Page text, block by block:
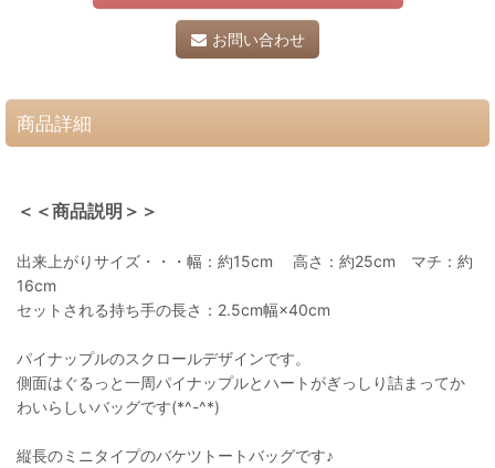
お問い合わせ
商品詳細
＜＜商品説明＞＞
出来上がりサイズ・・・幅：約15cm 高さ：約25cm マチ：約
16cm
セットされる持ち手の長さ：2.5cm幅×40cm
パイナップルのスクロールデザインです。
側面はぐるっと一周パイナップルとハートがぎっしり詰まってか
わいらしいバッグです(*^-^*)
縦長のミニタイプのバケツトートバッグです♪